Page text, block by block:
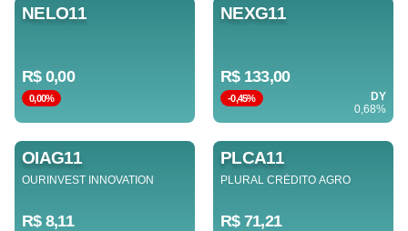
NELO11
R$ 0,00
0,00%
NEXG11
R$ 133,00
-0,45%
DY
0,68%
OIAG11
OURINVEST INNOVATION
R$ 8,11
PLCA11
PLURAL CRÉDITO AGRO
R$ 71,21